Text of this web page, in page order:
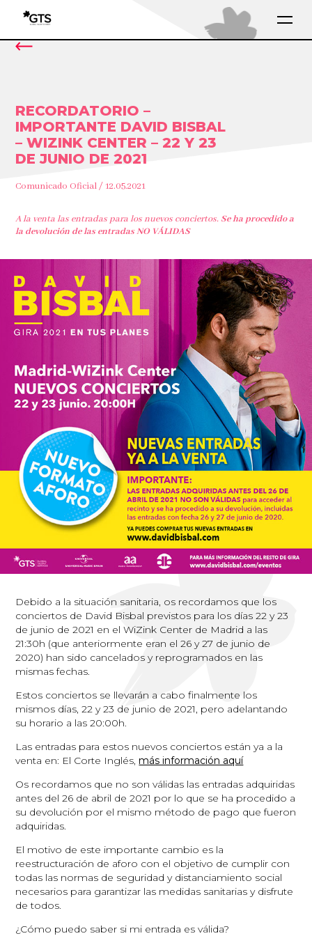
RECORDATORIO –
IMPORTANTE DAVID BISBAL
– WIZINK CENTER – 22 Y 23
DE JUNIO DE 2021
Comunicado Oficial / 12.05.2021
A la venta las entradas para los nuevos conciertos. Se ha procedido a
la devolución de las entradas NO VÁLIDAS
Debido a la situación sanitaria, os recordamos que los
conciertos de David Bisbal previstos para los días 22 y 23
de junio de 2021 en el WiZink Center de Madrid a las
21:30h (que anteriormente eran el 26 y 27 de junio de
2020) han sido cancelados y reprogramados en las
mismas fechas.
Estos conciertos se llevarán a cabo finalmente los
mismos días, 22 y 23 de junio de 2021, pero adelantando
su horario a las 20:00h.
Las entradas para estos nuevos conciertos están ya a la
venta en: El Corte Inglés,más información aquí
Os recordamos que no son válidas las entradas adquiridas
antes del 26 de abril de 2021 por lo que se ha procedido a
su devolución por el mismo método de pago que fueron
adquiridas.
El motivo de este importante cambio es la
reestructuración de aforo con el objetivo de cumplir con
todas las normas de seguridad y distanciamiento social
necesarios para garantizar las medidas sanitarias y disfrute
de todos.
¿Cómo puedo saber si mi entrada es válida?